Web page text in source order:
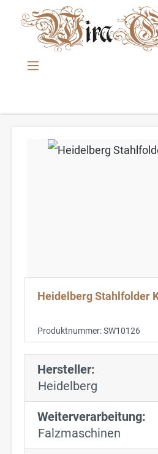
Zum Hauptinhalt springen
Bildergalerie überspringen
Heidelberg Stahlfolder
Produktnummer:SW10126
Hersteller:
Heidelberg
Weiterverarbeitung:
Falzmaschinen